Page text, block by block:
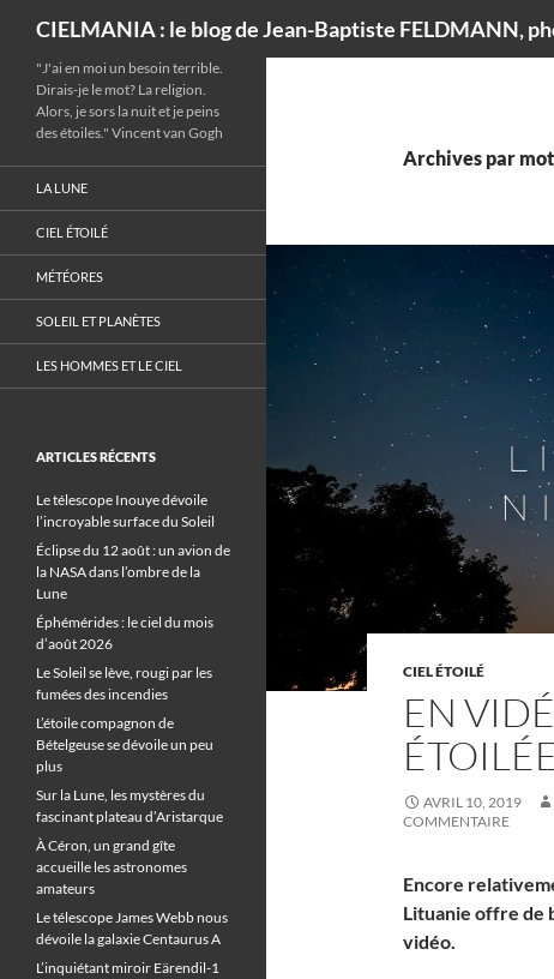
CIELMANIA : le blog de Jean-Baptiste FELDMANN,
Archives par
CIEL ÉTOILÉ
EN
AVRIL 10, 2019
COMMENTAIRE
Encore
Lituanie offre de
vidéo.
"J'ai en moi un besoin terrible.
Dirais-je le mot? La religion.
Alors, je sors la nuit et je peins
des étoiles." Vincent van Gogh
LA LUNE
CIEL ÉTOILÉ
MÉTÉORES
SOLEIL ET PLANÈTES
LES HOMMES ET LE CIEL
ARTICLES RÉCENTS
Le télescope Inouye dévoile
l’incroyable surface du Soleil
Éclipse du 12 août : un avion de
la NASA dans l’ombre de la
Lune
Éphémérides : le ciel du mois
d’août 2026
Le Soleil se lève, rougi par les
fumées des incendies
L’étoile compagnon de
Bételgeuse se dévoile un peu
plus
Sur la Lune, les mystères du
fascinant plateau d’Aristarque
À Céron, un grand gîte
accueille les astronomes
amateurs
Le télescope James Webb nous
dévoile la galaxie Centaurus A
L’inquiétant miroir Eärendil-1